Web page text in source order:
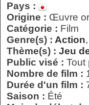
Pays :
Origine : Œuvre
Catégorie : Film
Genre(s) : Action,
Thème(s) : Jeu
Public visé : Tout
Nombre de film :
Durée d'un film :
Saison : Été